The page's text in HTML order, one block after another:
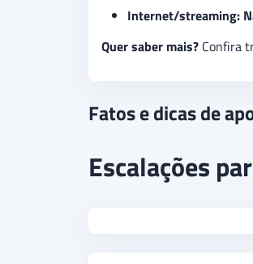
Internet/streaming:
Quer saber mais? Confira
Fatos e dicas de
Escalações